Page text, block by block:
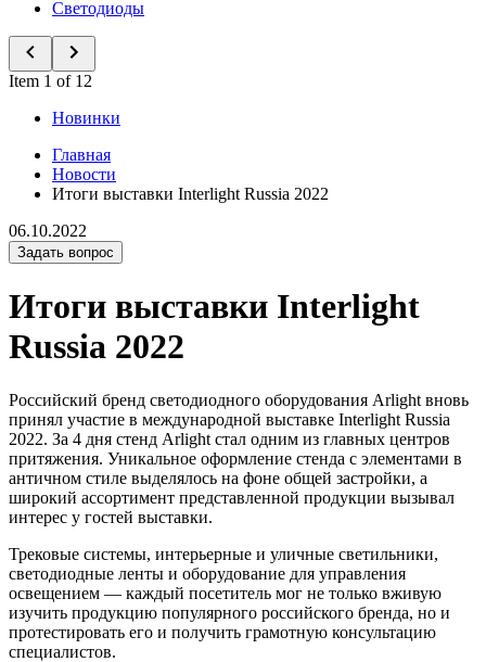
Светодиоды
Item 1 of 12
Новинки
Главная
Новости
Итоги выставки Interlight Russia 2022
06.10.2022
Задать вопрос
Итоги выставки Interlight
Russia 2022
Российский бренд светодиодного оборудования Arlight вновь
принял участие в международной выставке Interlight Russia
2022. За 4 дня стенд Arlight стал одним из главных центров
притяжения. Уникальное оформление стенда с элементами в
античном стиле выделялось на фоне общей застройки, а
широкий ассортимент представленной продукции вызывал
интерес у гостей выставки.
Трековые системы, интерьерные и уличные светильники,
светодиодные ленты и оборудование для управления
освещением — каждый посетитель мог не только вживую
изучить продукцию популярного российского бренда, но и
протестировать его и получить грамотную консультацию
специалистов.